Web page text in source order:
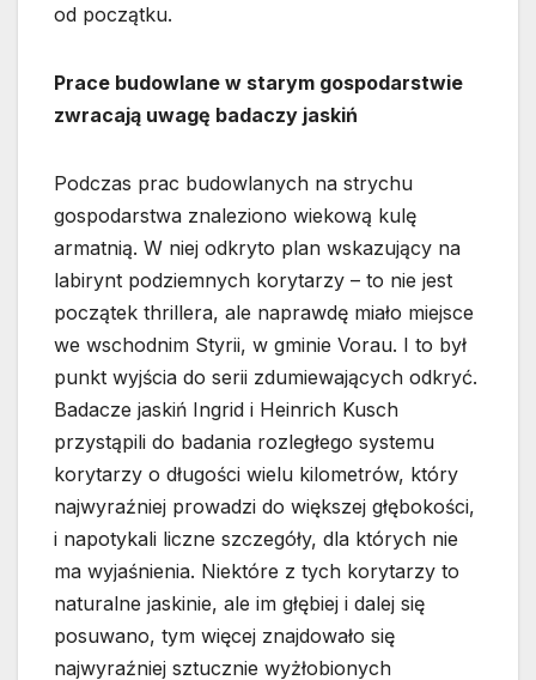
od początku.
Prace budowlane w starym gospodarstwie
zwracają uwagę badaczy jaskiń
Podczas prac budowlanych na strychu
gospodarstwa znaleziono wiekową kulę
armatnią. W niej odkryto plan wskazujący na
labirynt podziemnych korytarzy – to nie jest
początek thrillera, ale naprawdę miało miejsce
we wschodnim Styrii, w gminie Vorau. I to był
punkt wyjścia do serii zdumiewających odkryć.
Badacze jaskiń Ingrid i Heinrich Kusch
przystąpili do badania rozległego systemu
korytarzy o długości wielu kilometrów, który
najwyraźniej prowadzi do większej głębokości,
i napotykali liczne szczegóły, dla których nie
ma wyjaśnienia. Niektóre z tych korytarzy to
naturalne jaskinie, ale im głębiej i dalej się
posuwano, tym więcej znajdowało się
najwyraźniej sztucznie wyżłobionych